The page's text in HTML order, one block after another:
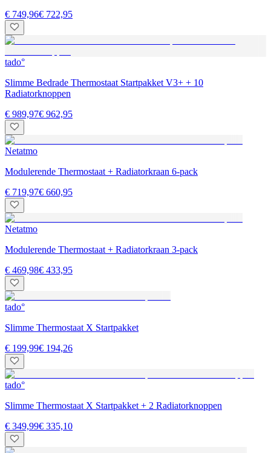
€ 749,96€ 722,95
tado°
Slimme Bedrade Thermostaat Startpakket V3+ + 10
Radiatorknoppen
€ 989,97€ 962,95
Netatmo
Modulerende Thermostaat + Radiatorkraan 6-pack
€ 719,97€ 660,95
Netatmo
Modulerende Thermostaat + Radiatorkraan 3-pack
€ 469,98€ 433,95
tado°
Slimme Thermostaat X Startpakket
€ 199,99€ 194,26
tado°
Slimme Thermostaat X Startpakket + 2 Radiatorknoppen
€ 349,99€ 335,10